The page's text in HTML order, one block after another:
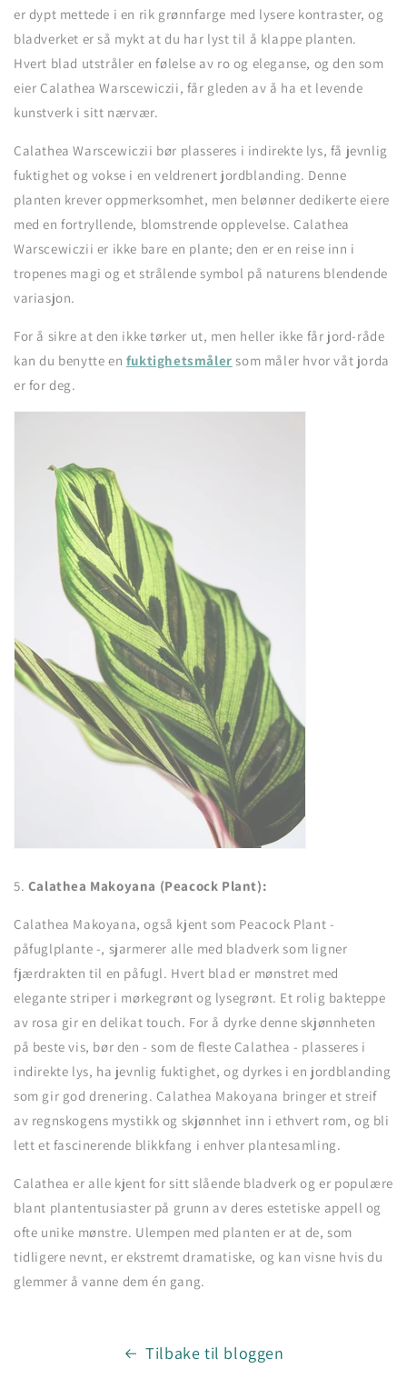
er dypt mettede i en rik grønnfarge med lysere kontraster, og
bladverket er så mykt at du har lyst til å klappe planten.
Hvert blad utstråler en følelse av ro og eleganse, og den som
eier Calathea Warscewiczii, får gleden av å ha et levende
kunstverk i sitt nærvær.
Calathea Warscewiczii bør plasseres i indirekte lys, få jevnlig
fuktighet og vokse i en veldrenert jordblanding. Denne
planten krever oppmerksomhet, men belønner dedikerte eiere
med en fortryllende, blomstrende opplevelse. Calathea
Warscewiczii er ikke bare en plante; den er en reise inn i
tropenes magi og et strålende symbol på naturens blendende
variasjon.
For å sikre at den ikke tørker ut, men heller ikke får jord-råde
kan du benytte en fuktighetsmåler som måler hvor våt jorda
er for deg.
5. Calathea Makoyana (Peacock Plant):
Calathea Makoyana, også kjent som Peacock Plant -
påfuglplante -, sjarmerer alle med bladverk som ligner
fjærdrakten til en påfugl. Hvert blad er mønstret med
elegante striper i mørkegrønt og lysegrønt. Et rolig bakteppe
av rosa gir en delikat touch. For å dyrke denne skjønnheten
på beste vis, bør den - som de fleste Calathea - plasseres i
indirekte lys, ha jevnlig fuktighet, og dyrkes i en jordblanding
som gir god drenering. Calathea Makoyana bringer et streif
av regnskogens mystikk og skjønnhet inn i ethvert rom, og bli
lett et fascinerende blikkfang i enhver plantesamling.
Calathea er alle kjent for sitt slående bladverk og er populære
blant plantentusiaster på grunn av deres estetiske appell og
ofte unike mønstre. Ulempen med planten er at de, som
tidligere nevnt, er ekstremt dramatiske, og kan visne hvis du
glemmer å vanne dem én gang.
Tilbake til bloggen